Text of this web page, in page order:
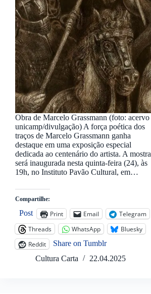
Obra de Marcelo Grassmann (foto: acervo
unicamp/divulgação) A força poética dos
traços de Marcelo Grassmann ganha
destaque em uma exposição especial
dedicada ao centenário do artista. A mostra
será inaugurada nesta quinta-feira (24), às
19h, no Instituto Pavão Cultural, em…
Compartilhe:
Post Print Email
Telegram
Threads
WhatsApp
Bluesky
Reddit
Share on Tumblr
Cultura Carta
22.04.2025